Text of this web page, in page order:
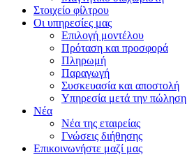
Στοιχείο φίλτρου
Οι υπηρεσίες μας
Επιλογή μοντέλου
Πρόταση και προσφορά
Πληρωμή
Παραγωγή
Συσκευασία και αποστολή
Υπηρεσία μετά την πώληση
Νέα
Νέα της εταιρείας
Γνώσεις διήθησης
Επικοινωνήστε μαζί μας